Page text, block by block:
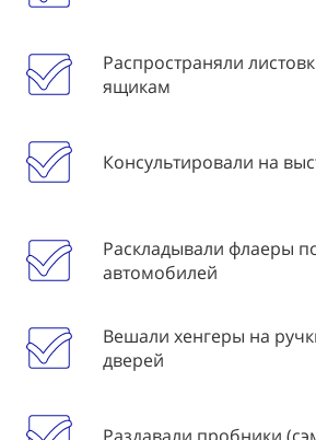
Распространяли
ящикам
Консультировали на
Раскладывали флаеры
автомобилей
Вешали хенгеры на
дверей
Раздавали пробники